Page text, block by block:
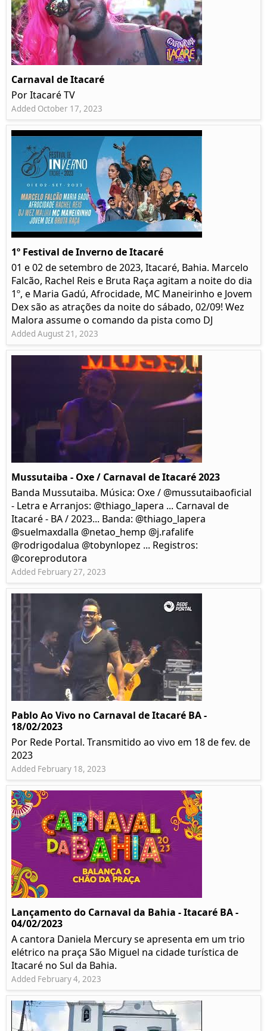
Carnaval de Itacaré
Por Itacaré TV
Added October 17, 2023
1º Festival de Inverno de Itacaré
01 e 02 de setembro de 2023, Itacaré, Bahia. Marcelo
Falcão, Rachel Reis e Bruta Raça agitam a noite do dia
1º, e Maria Gadú, Afrocidade, MC Maneirinho e Jovem
Dex são as atrações da noite do sábado, 02/09! Wez
Malora assume o comando da pista como DJ
Added August 21, 2023
Mussutaiba - Oxe / Carnaval de Itacaré 2023
Banda Mussutaiba. Música: Oxe / @mussutaibaoficial
- Letra e Arranjos: @thiago_lapera ... Carnaval de
Itacaré - BA / 2023... Banda: @thiago_lapera
@suelmaxdalla @netao_hemp @j.rafalife
@rodrigodalua @tobynlopez ... Registros:
@coreprodutora
Added February 27, 2023
Pablo Ao Vivo no Carnaval de Itacaré BA -
18/02/2023
Por Rede Portal. Transmitido ao vivo em 18 de fev. de
2023
Added February 18, 2023
Lançamento do Carnaval da Bahia - Itacaré BA -
04/02/2023
A cantora Daniela Mercury se apresenta em um trio
elétrico na praça São Miguel na cidade turística de
Itacaré no Sul da Bahia.
Added February 4, 2023